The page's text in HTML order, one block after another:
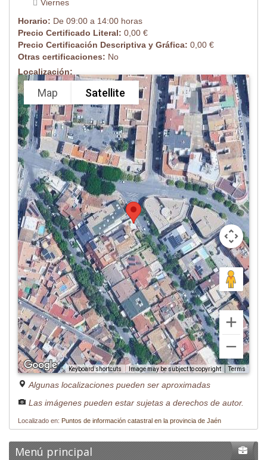
Viernes
Horario: De 09:00 a 14:00 horas
Precio Certificado Literal: 0,00 €
Precio Certificación Descriptiva y Gráfica: 0,00 €
Otras certificaciones: No
Localización:
Map Satellite
Keyboard shortcuts Image may be subject to copyright Terms
Algunas localizaciones pueden ser aproximadas
Las imágenes pueden estar sujetas a derechos de autor.
Localizado en: Puntos de información catastral en la provincia de Jaén
Menú principal